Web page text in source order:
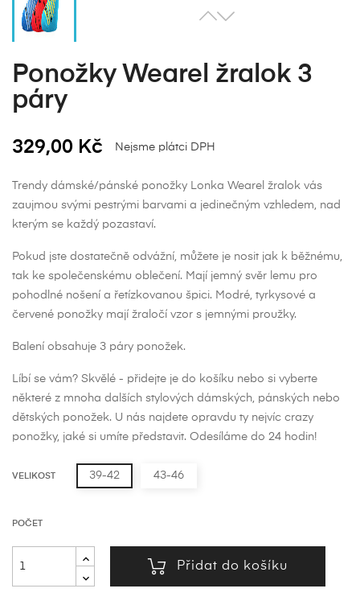
Ponožky Wearel žralok 3
páry
329,00 Kč Nejsme plátci DPH
Trendy dámské/pánské ponožky Lonka Wearel žralok vás
zaujmou svými pestrými barvami a jedinečným vzhledem, nad
kterým se každý pozastaví.
Pokud jste dostatečně odvážní, můžete je nosit jak k běžnému,
tak ke společenskému oblečení. Mají jemný svěr lemu pro
pohodlné nošení a řetízkovanou špici. Modré, tyrkysové a
červené ponožky mají žraločí vzor s jemnými proužky.
Balení obsahuje 3 páry ponožek.
Líbí se vám? Skvělé - přidejte je do košíku nebo si vyberte
některé z mnoha dalších stylových dámských, pánských nebo
dětských ponožek. U nás najdete opravdu ty nejvíc crazy
ponožky, jaké si umíte představit. Odesíláme do 24 hodin!
VELIKOST 39-42 43-46
POČET
Přidat do košíku